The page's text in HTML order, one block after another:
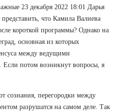
23 декабря 2022 18:01 Дарья
что Камила Валиева
короткой программы? Однако на
основная из которых
между ведущими
Если потом возникнут вопросы, я
сознания, перегородки между
разрушатся на самом деле. Так